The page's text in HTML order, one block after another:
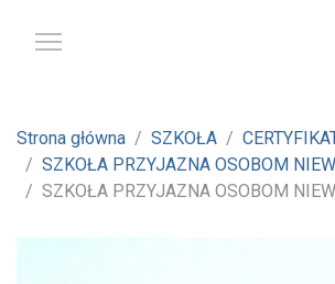
Strona główna SZKOŁA
SZKOŁA PRZYJAZNA OSOBOM
SZKOŁA PRZYJAZNA OSOBOM